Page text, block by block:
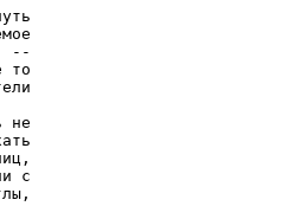
--
то
не
с